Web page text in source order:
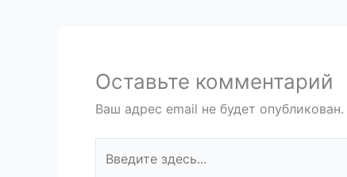
Оставьте комментарий
Ваш адрес email не будет опубликован.
здесь...